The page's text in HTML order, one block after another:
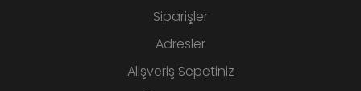
Siparişler
Adresler
Alışveriş Sepetiniz